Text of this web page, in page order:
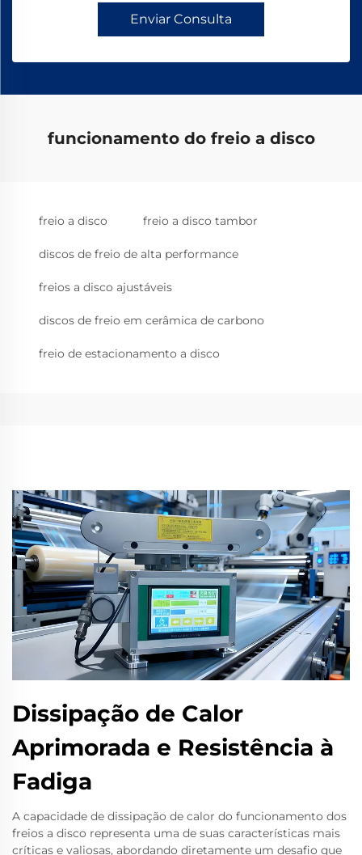
Enviar Consulta
funcionamento do freio a disco
freio a disco freio a disco tambor
discos de freio de alta performance
freios a disco ajustáveis
discos de freio em cerâmica de carbono
freio de estacionamento a disco
Dissipação de Calor
Aprimorada e Resistência à
Fadiga
A capacidade de dissipação de calor do funcionamento dos
freios a disco representa uma de suas características mais
críticas e valiosas, abordando diretamente um desafio que